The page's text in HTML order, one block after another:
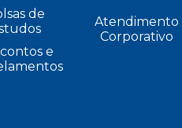
de
e
Atendimento
Corporativo